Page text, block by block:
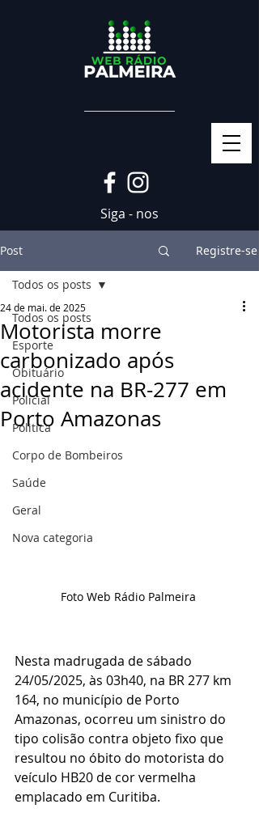
Siga - nos
Post Registre-se
Todos os posts
Esporte
Obituário
Policial
Politica
Corpo de Bombeiros
Saúde
Geral
Nova categoria
Todos os posts
Motorista morre
carbonizado após
acidente na BR-277 em
Porto Amazonas
24 de mai. de 2025
Foto Web Rádio Palmeira
Nesta madrugada de sábado
24/05/2025, às 03h40, na BR 277 km
164, no município de Porto
Amazonas, ocorreu um sinistro do
tipo colisão contra objeto fixo que
resultou no óbito do motorista do
veículo HB20 de cor vermelha
emplacado em Curitiba.